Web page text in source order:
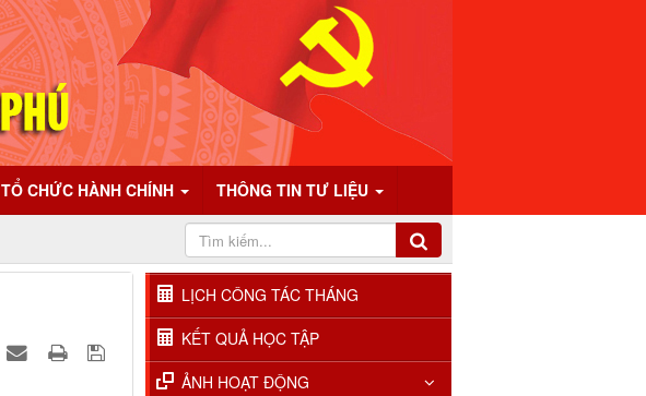
TỔ CHỨC HÀNH CHÍNH THÔNG TIN TƯ LIỆU
LỊCH CÔNG TÁC THÁNG
KẾT QUẢ HỌC TẬP
ẢNH HOẠT ĐỘNG